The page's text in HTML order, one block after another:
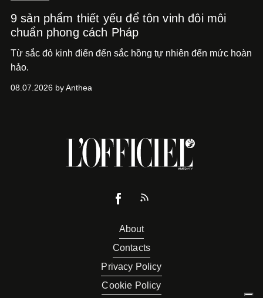
9 sản phẩm thiết yếu để tôn vinh đôi môi
chuẩn phong cách Pháp
Từ sắc đỏ kinh điển đến sắc hồng tự nhiên đến mức hoàn
hảo.
08.07.2026 by Anthea
About
Contacts
Privacy Policy
Cookie Policy